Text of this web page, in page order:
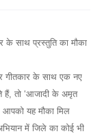
के साथ प्रस्तुति का मौका
गीतकार के साथ एक नए
हैं, तो ‘आजादी के अमृत
यह मौका मिल
में जिले का कोई भी